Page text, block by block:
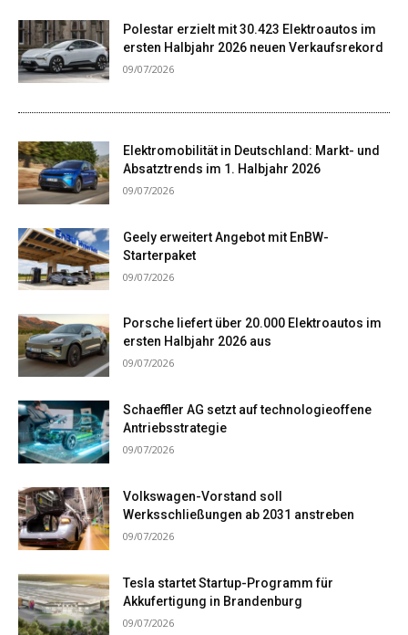
Polestar erzielt mit 30.423 Elektroautos im
ersten Halbjahr 2026 neuen Verkaufsrekord
09/07/2026
Elektromobilität in Deutschland: Markt- und
Absatztrends im 1. Halbjahr 2026
09/07/2026
Geely erweitert Angebot mit EnBW-
Starterpaket
09/07/2026
Porsche liefert über 20.000 Elektroautos im
ersten Halbjahr 2026 aus
09/07/2026
Schaeffler AG setzt auf technologieoffene
Antriebsstrategie
09/07/2026
Volkswagen-Vorstand soll
Werksschließungen ab 2031 anstreben
09/07/2026
Tesla startet Startup-Programm für
Akkufertigung in Brandenburg
09/07/2026